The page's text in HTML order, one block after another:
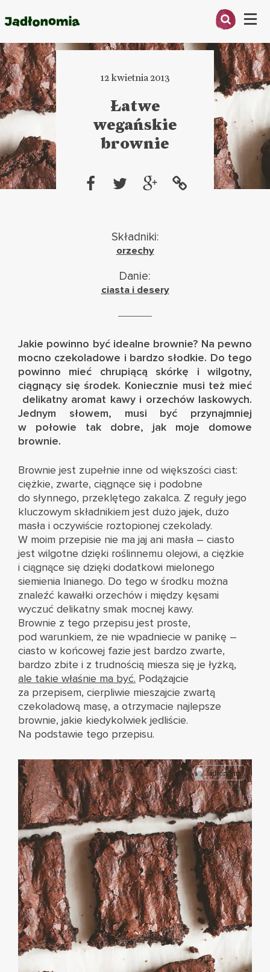
Menu
ARTYKUŁY
KSIĄŻKI
KONTAKT
12 kwietnia 2013
Łatwe
wegańskie
brownie
Składniki:
orzechy
Danie:
ciasta i desery
Jakie powinno być idealne brownie? Na pewno
mocno czekoladowe i bardzo słodkie. Do tego
powinno mieć chrupiącą skórkę i wilgotny,
ciągnący się środek. Koniecznie musi też mieć
delikatny aromat kawy i orzechów laskowych.
Jednym słowem, musi być przynajmniej
w połowie tak dobre, jak moje domowe
brownie.
Brownie jest zupełnie inne od większości ciast:
ciężkie, zwarte, ciągnące się i podobne
do słynnego, przeklętego zakalca. Z reguły jego
kluczowym składnikiem jest dużo jajek, dużo
masła i oczywiście roztopionej czekolady.
W moim przepisie nie ma jaj ani masła – ciasto
jest wilgotne dzięki roślinnemu olejowi, a ciężkie
i ciągnące się dzięki dodatkowi mielonego
siemienia lnianego. Do tego w środku można
znaleźć kawałki orzechów i między kęsami
wyczuć delikatny smak mocnej kawy.
Brownie z tego przepisu jest proste,
pod warunkiem, że nie wpadniecie w panikę –
ciasto w końcowej fazie jest bardzo zwarte,
bardzo zbite i z trudnością miesza się je łyżką,
ale takie właśnie ma być. Podążajcie
za przepisem, cierpliwie mieszajcie zwartą
czekoladową masę, a otrzymacie najlepsze
brownie, jakie kiedykolwiek jedliście.
Na podstawie tego przepisu.